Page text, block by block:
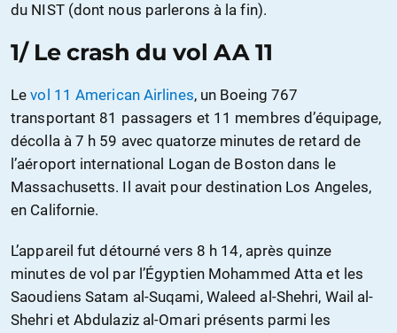
du NIST (dont nous parlerons à la fin).
1/ Le crash du vol AA 11
Levol 11 American Airlines, un Boeing 767
transportant 81 passagers et 11 membres d’équipage,
décolla à 7 h 59 avec quatorze minutes de retard de
l’aéroport international Logan de Boston dans le
Massachusetts. Il avait pour destination Los Angeles,
en Californie.
L’appareil fut détourné vers 8 h 14, après quinze
minutes de vol par l’Égyptien Mohammed Atta et les
Saoudiens Satam al-Suqami, Waleed al-Shehri, Wail al-
Shehri et Abdulaziz al-Omari présents parmi les